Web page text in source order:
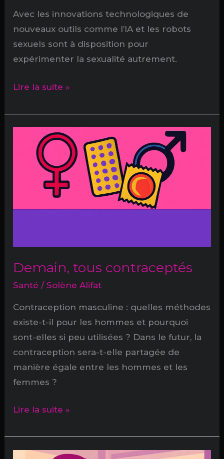
Avec les innovations technologiques de
nouveaux outils comme l’IA et les robots
sexuels sont à disposition pour
expérimenter la sexualité autrement.
J’ai
avec
robot
Lire la suite »
Demain, tous contraceptés
Santé / Solène Alifat
Contraception masculine : quelles méthodes
existe-t-il pour les hommes et pourquoi
sont-elles si peu utilisées ? Dans le futur, la
contraception sera-t-elle partagée de
manière égale entre les hommes et les
femmes ?
Demain,
contraceptés
Lire la suite »